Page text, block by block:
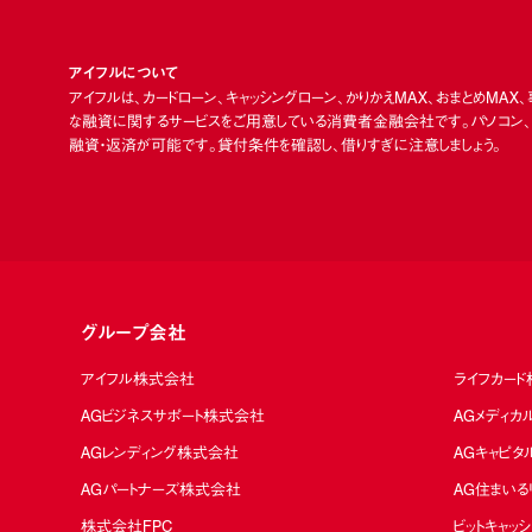
アイフルについて
アイフルは、カードローン、キャッシングローン、かりかえMAX、おまとめMAX
な融資に関するサービスをご用意している消費者金融会社です。パソコン、
融資・返済が可能です。貸付条件を確認し、借りすぎに注意しましょう。
グループ会社
アイフル株式会社
ライフカー
AGビジネスサポート株式会社
AGメディ
AGレンディング株式会社
AGキャピ
AGパートナーズ株式会社
AG住まい
株式会社FPC
ビットキャ